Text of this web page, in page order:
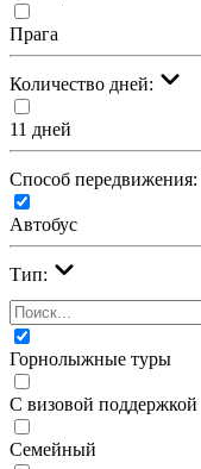
Прага
Количество дней:
11 дней
Cпособ передвижения:
Автобус
Тип:
Горнолыжные туры
С визовой поддержкой
Семейный